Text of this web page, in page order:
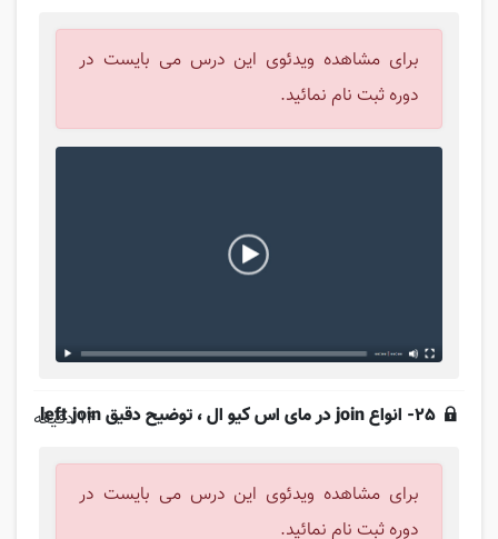
برای مشاهده ویدئوی این درس می بایست در
دوره ثبت نام نمائید.
25- انواع join در مای اس کیو ال ، توضیح دقیق left join 14 دقیقه
برای مشاهده ویدئوی این درس می بایست در
دوره ثبت نام نمائید.